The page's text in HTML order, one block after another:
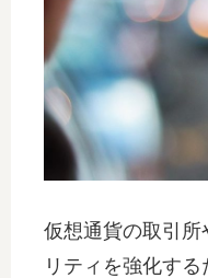
仮想通貨の取引所
リティを強化する